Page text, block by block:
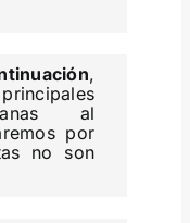
,
al
por
no son